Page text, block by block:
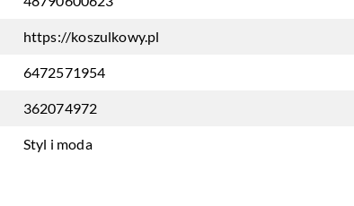
https://koszulkowy.pl
6472571954
362074972
Styl i moda